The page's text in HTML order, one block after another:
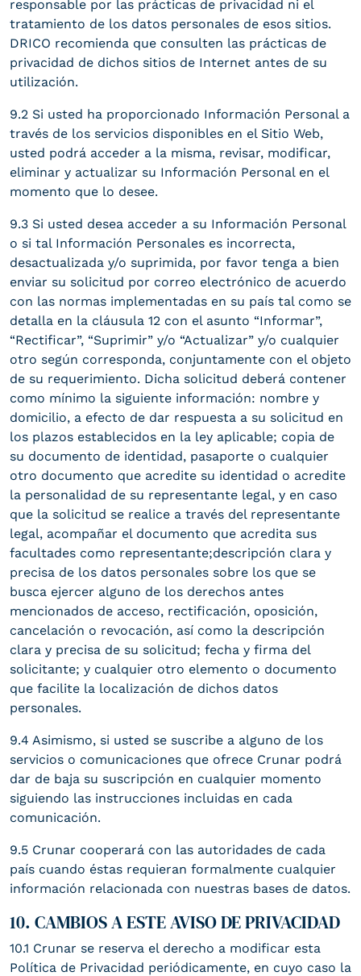
responsable por las prácticas de privacidad ni el
tratamiento de los datos personales de esos sitios.
DRICO recomienda que consulten las prácticas de
privacidad de dichos sitios de Internet antes de su
utilización.
9.2 Si usted ha proporcionado Información Personal a
través de los servicios disponibles en el Sitio Web,
usted podrá acceder a la misma, revisar, modificar,
eliminar y actualizar su Información Personal en el
momento que lo desee.
9.3 Si usted desea acceder a su Información Personal
o si tal Información Personales es incorrecta,
desactualizada y/o suprimida, por favor tenga a bien
enviar su solicitud por correo electrónico de acuerdo
con las normas implementadas en su país tal como se
detalla en la cláusula 12 con el asunto “Informar”,
“Rectificar”, “Suprimir” y/o “Actualizar” y/o cualquier
otro según corresponda, conjuntamente con el objeto
de su requerimiento. Dicha solicitud deberá contener
como mínimo la siguiente información: nombre y
domicilio, a efecto de dar respuesta a su solicitud en
los plazos establecidos en la ley aplicable; copia de
su documento de identidad, pasaporte o cualquier
otro documento que acredite su identidad o acredite
la personalidad de su representante legal, y en caso
que la solicitud se realice a través del representante
legal, acompañar el documento que acredita sus
facultades como representante;descripción clara y
precisa de los datos personales sobre los que se
busca ejercer alguno de los derechos antes
mencionados de acceso, rectificación, oposición,
cancelación o revocación, así como la descripción
clara y precisa de su solicitud; fecha y firma del
solicitante; y cualquier otro elemento o documento
que facilite la localización de dichos datos
personales.
9.4 Asimismo, si usted se suscribe a alguno de los
servicios o comunicaciones que ofrece Crunar podrá
dar de baja su suscripción en cualquier momento
siguiendo las instrucciones incluidas en cada
comunicación.
9.5 Crunar cooperará con las autoridades de cada
país cuando éstas requieran formalmente cualquier
información relacionada con nuestras bases de datos.
10. CAMBIOS A ESTE AVISO DE PRIVACIDAD
10.1 Crunar se reserva el derecho a modificar esta
Política de Privacidad periódicamente, en cuyo caso la